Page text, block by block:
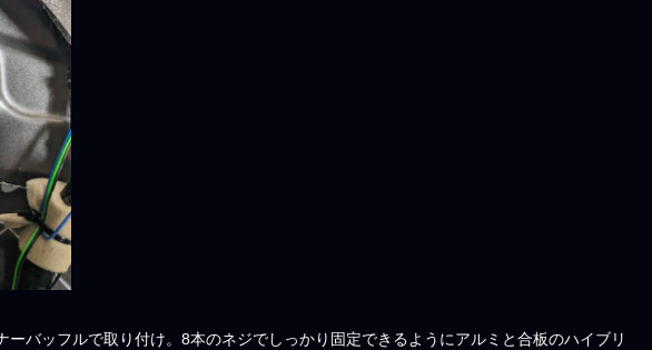
バッフルで取り付け。8本のネジでしっかり固定できるようにアルミと合板のハイブリ